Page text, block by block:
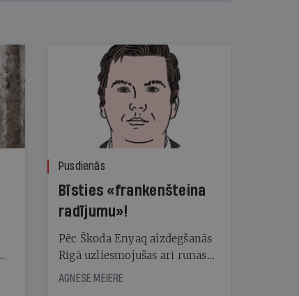
Pusdienās
Bīsties «frankenšteina
radījumu»!
Pēc Škoda Enyaq aizdegšanās
Rīgā uzliesmojušas arī runas
par elektroauto drošību.
AGNESE MEIERE